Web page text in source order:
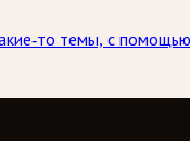
то темы, с